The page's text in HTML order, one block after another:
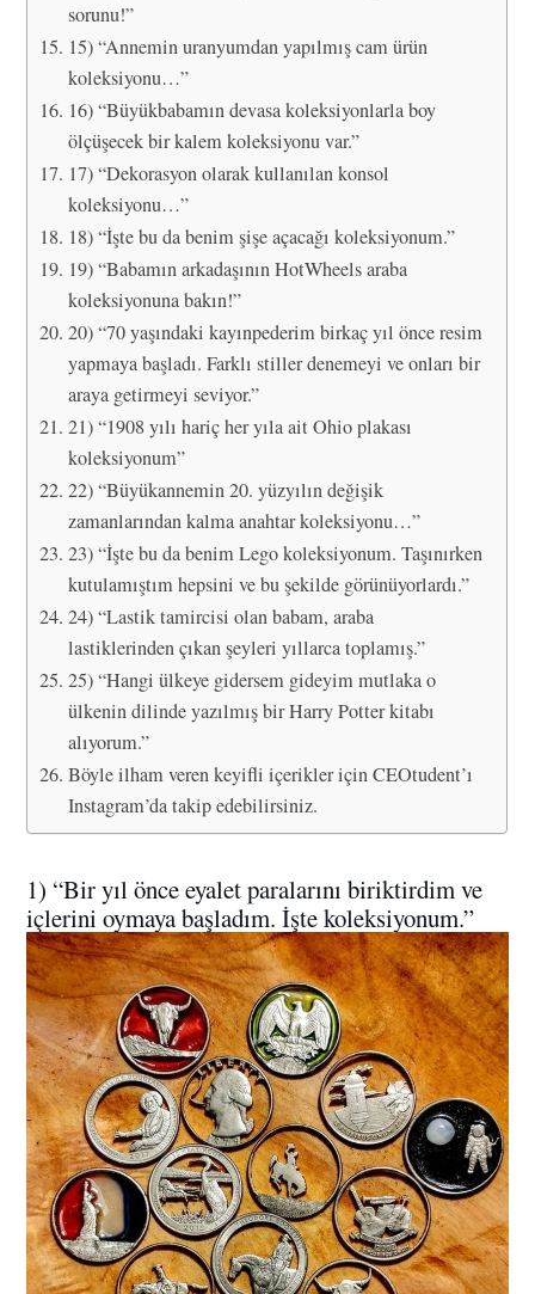
sorunu!”
15) “Annemin uranyumdan yapılmış cam ürün
koleksiyonu…”
16) “Büyükbabamın devasa koleksiyonlarla boy
ölçüşecek bir kalem koleksiyonu var.”
17) “Dekorasyon olarak kullanılan konsol
koleksiyonu…”
18) “İşte bu da benim şişe açacağı koleksiyonum.”
19) “Babamın arkadaşının HotWheels araba
koleksiyonuna bakın!”
20) “70 yaşındaki kayınpederim birkaç yıl önce resim
yapmaya başladı. Farklı stiller denemeyi ve onları bir
araya getirmeyi seviyor.”
21) “1908 yılı hariç her yıla ait Ohio plakası
koleksiyonum”
22) “Büyükannemin 20. yüzyılın değişik
zamanlarından kalma anahtar koleksiyonu…”
23) “İşte bu da benim Lego koleksiyonum. Taşınırken
kutulamıştım hepsini ve bu şekilde görünüyorlardı.”
24) “Lastik tamircisi olan babam, araba
lastiklerinden çıkan şeyleri yıllarca toplamış.”
25) “Hangi ülkeye gidersem gideyim mutlaka o
ülkenin dilinde yazılmış bir Harry Potter kitabı
alıyorum.”
Böyle ilham veren keyifli içerikler için CEOtudent’ı
Instagram’da takip edebilirsiniz.
1) “Bir yıl önce eyalet paralarını biriktirdim ve
içlerini oymaya başladım. İşte koleksiyonum.”